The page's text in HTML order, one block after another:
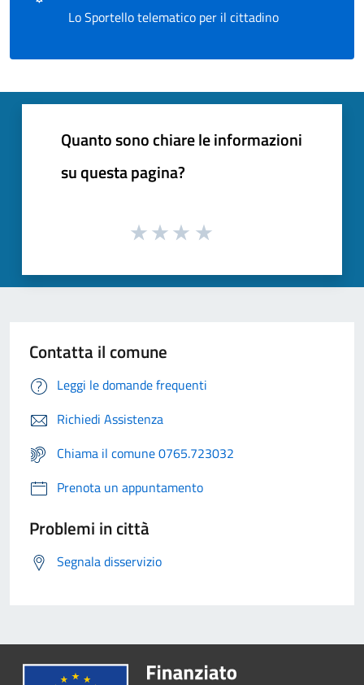
Lo Sportello telematico per il cittadino
Quanto sono chiare le informazioni
su questa pagina?
Contatta il comune
Leggi le domande frequenti
Richiedi Assistenza
Chiama il comune 0765.723032
Prenota un appuntamento
Problemi in città
Segnala disservizio